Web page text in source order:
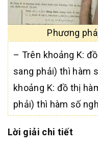
Phương
– Trên khoảng K:
sang phải) thì hàm
khoảng K: đồ thị
phải) thì hàm số
Lời giải chi tiết